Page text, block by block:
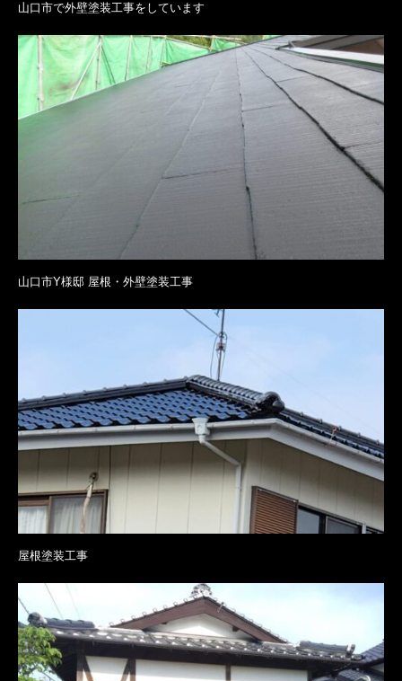
山口市で外壁塗装工事をしています
山口市Y様邸 屋根・外壁塗装工事
屋根塗装工事